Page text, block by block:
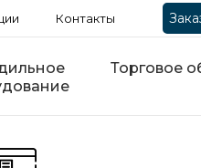
Контакты
Торговое